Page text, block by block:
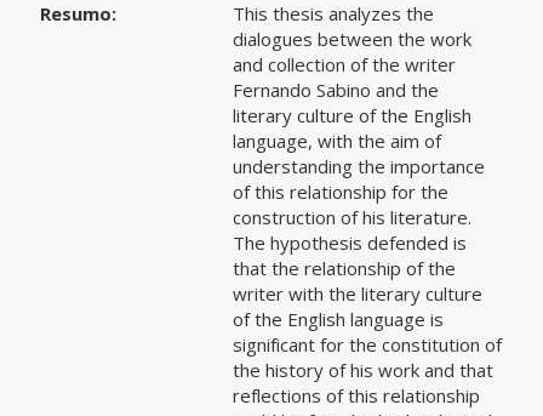
Resumo:
This thesis analyzes the
dialogues between the work
and collection of the writer
Fernando Sabino and the
literary culture of the English
language, with the aim of
understanding the importance
of this relationship for the
construction of his literature.
The hypothesis defended is
that the relationship of the
writer with the literary culture
of the English language is
significant for the constitution of
the history of his work and that
reflections of this relationship